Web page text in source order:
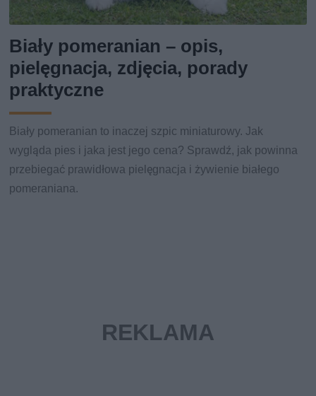
Biały pomeranian – opis,
pielęgnacja, zdjęcia, porady
praktyczne
Biały pomeranian to inaczej szpic miniaturowy. Jak
wygląda pies i jaka jest jego cena? Sprawdź, jak powinna
przebiegać prawidłowa pielęgnacja i żywienie białego
pomeraniana.